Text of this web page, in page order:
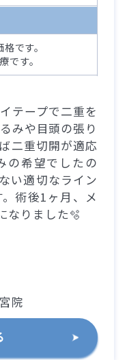
です。
です。
テープで二重を
みや目頭の張り
二重切開が適応
の希望でしたの
い適切なライン
術後1ヶ月、メ
なりました🫧
院